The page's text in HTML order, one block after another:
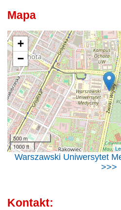
Mapa
+
−
500 m
1000 ft
Warszawski Uniwersytet
>>>
Kontakt: